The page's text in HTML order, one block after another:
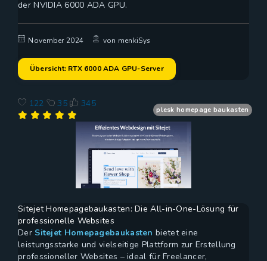
der NVIDIA 6000 ADA GPU.
November 2024 von menkiSys
Übersicht: RTX 6000 ADA GPU-Server
122 35 345
plesk homepage baukasten
Sitejet Homepagebaukasten: Die All-in-One-Lösung für
professionelle Websites
Der Sitejet Homepagebaukasten bietet eine
leistungsstarke und vielseitige Plattform zur Erstellung
professioneller Websites – ideal für Freelancer,